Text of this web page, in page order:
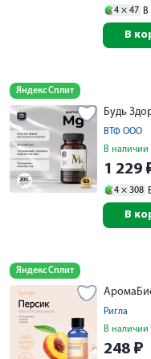
4 × 47 В
В
Яндекс Сплит
Будь
ВТФ ООО
В наличии
1 229
4 × 308
В
Яндекс Сплит
Ригла
В наличии
248 ₽